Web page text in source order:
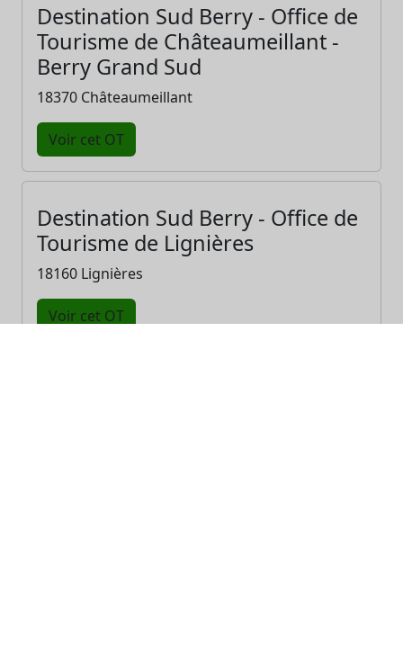
Destination Sud Berry - Office de
Tourisme de Châteaumeillant -
Berry Grand Sud
18370 Châteaumeillant
Voir cet OT
Destination Sud Berry - Office de
Tourisme de Lignières
18160 Lignières
Voir cet OT